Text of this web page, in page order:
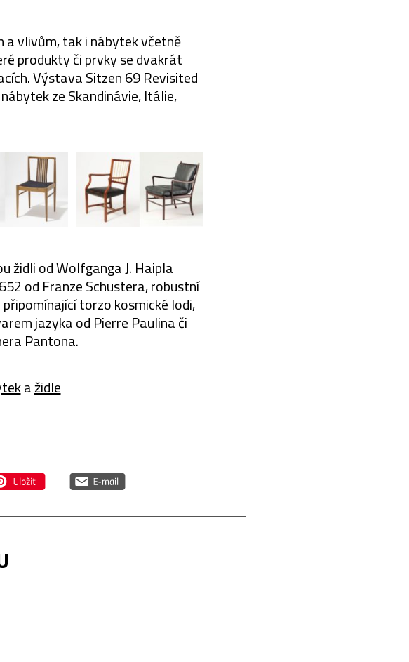
a vlivům, tak i nábytek včetně
produkty či prvky se dvakrát
Výstava Sitzen 69 Revisited
ze Skandinávie, Itálie,
židli od Wolfganga J. Haipla
od Franze Schustera, robustní
torzo kosmické lodi,
jazyka od Pierre Paulina či
Pantona.
ažidle